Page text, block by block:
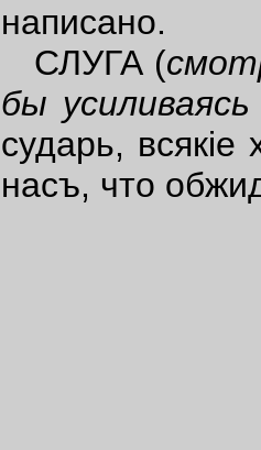
написано.
СЛУГА (
бы
сударь, всякiе
насъ, что